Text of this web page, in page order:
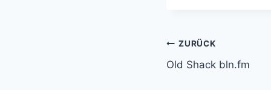
ZURÜCK
Old Shack bln.fm